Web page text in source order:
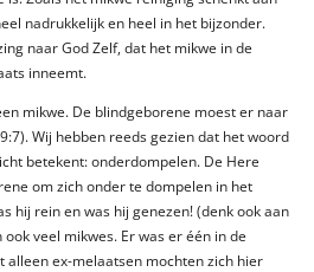
nadrukkelijk en heel in het bijzonder.
naar God Zelf, dat het mikwe in de
inneemt.
mikwe. De blindgeborene moest er naar
Wij hebben reeds gezien dat het woord
betekent: onderdompelen. De Here
om zich onder te dompelen in het
hij rein en was hij genezen! (denk ook aan
veel mikwes. Er was er één in de
alleen ex-melaatsen mochten zich hier